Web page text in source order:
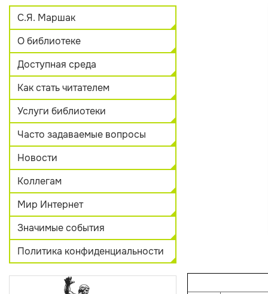
С.Я. Маршак
О библиотеке
Доступная среда
Как стать читателем
Услуги библиотеки
Часто задаваемые вопросы
Новости
Коллегам
Мир Интернет
Значимые события
Политика конфиденциальности